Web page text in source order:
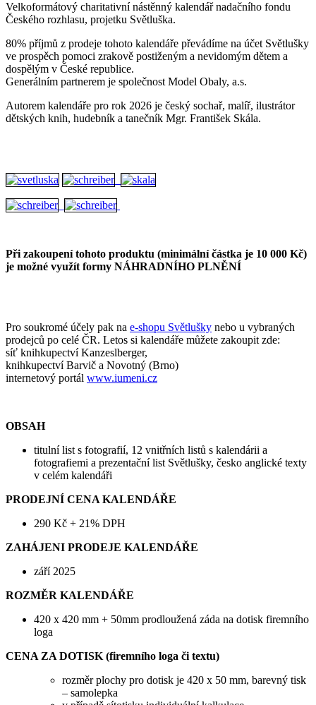
Velkoformátový charitativní nástěnný kalendář nadačního fondu
Českého rozhlasu, projetku Světluška.
80% příjmů z prodeje tohoto kalendáře převádíme na účet Světlušky
ve prospěch pomoci zrakově postiženým a nevidomým dětem a
dospělým v České republice.
Generálním partnerem je společnost Model Obaly, a.s.
Autorem kalendáře pro rok 2026 je český sochař, malíř, ilustrátor
dětských knih, hudebník a tanečník Mgr. František Skála.
Při zakoupení tohoto produktu (minimální částka je 10 000 Kč)
je možné využít formy NÁHRADNÍHO PLNĚNÍ
Pro soukromé účely pak na e-shopu Světlušky nebo u vybraných
prodejců po celé ČR. Letos si kalendáře můžete zakoupit zde:
síť knihkupectví Kanzeslberger,
knihkupectví Barvič a Novotný (Brno)
internetový portál www.iumeni.cz
OBSAH
titulní list s fotografií, 12 vnitřních listů s kalendárii a
fotografiemi a prezentační list Světlušky, česko anglické texty
v celém kalendáři
PRODEJNÍ CENA KALENDÁŘE
290 Kč + 21% DPH
ZAHÁJENI PRODEJE KALENDÁŘE
září 2025
ROZMĚR KALENDÁŘE
420 x 420 mm + 50mm prodloužená záda na dotisk firemního
loga
CENA ZA DOTISK (firemního loga či textu)
rozměr plochy pro dotisk je 420 x 50 mm, barevný tisk
– samolepka